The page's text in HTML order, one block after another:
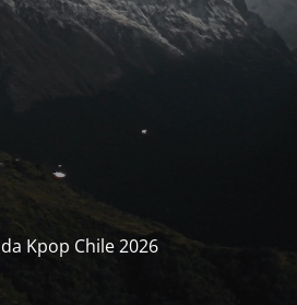
Kpop Chile 2026